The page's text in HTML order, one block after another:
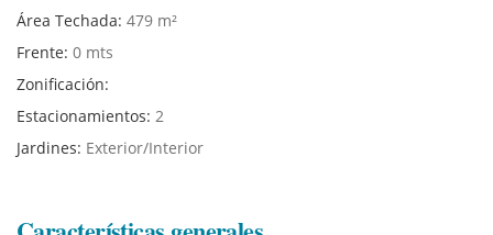
Área Techada: 479 m²
Frente: 0 mts
Zonificación:
Estacionamientos: 2
Jardines: Exterior/Interior